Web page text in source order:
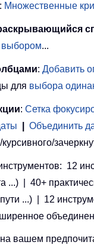
: Множественные
...
: Добавить
для выбора
: Сетка
Объединить
12
...) | 40+
...) | 12
вашем